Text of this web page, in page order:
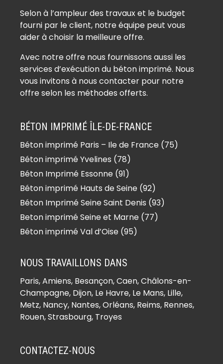
Selon à l’ampleur des travaux et le budget
fourni par le client, notre équipe peut vous
aider à choisir la meilleure offre.
Avec notre offre nous fournissons aussi les
services d’exécution du béton imprimé. Nous
vous invitons à nous contacter pour notre
offre selon les méthodes offerts.
BÉTON IMPRIMÉ ÎLE-DE-FRANCE
Béton imprimé Paris – Ile de France (75)
Béton imprimé Yvelines (78)
Béton Imprimé Essonne (91)
Béton imprimé Hauts de Seine (92)
Béton Imprimé Seine Saint Denis (93)
Beton imprimé Seine et Marne (77)
Béton imprimé Val d’Oise (95)
NOUS TRAVAILLONS DANS
Paris,Amiens, Besançon, Caen, Châlons-en-
Champagne, Dijon, Le Havre, Le Mans, Lille,
Metz, Nancy, Nantes, Orléans, Reims, Rennes,
Rouen, Strasbourg, Troyes
CONTACTEZ-NOUS